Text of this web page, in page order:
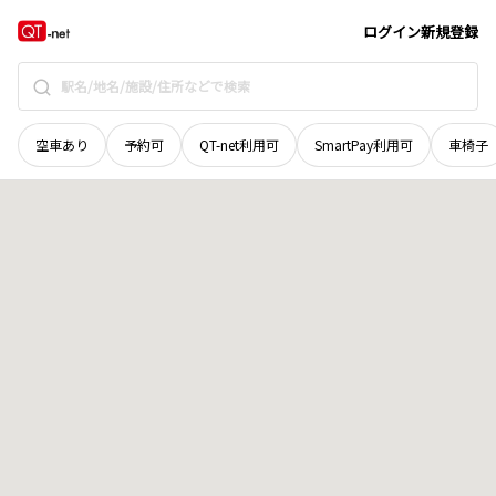
ログイン新規登録
空車あり 予約可 QT-net利用可 SmartPay利用可 車椅子
岡山県